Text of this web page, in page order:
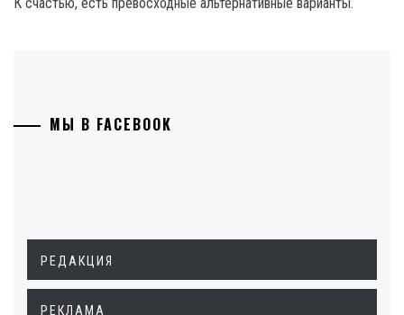
МЫ В FACEBOOK
РЕДАКЦИЯ
РЕКЛАМА